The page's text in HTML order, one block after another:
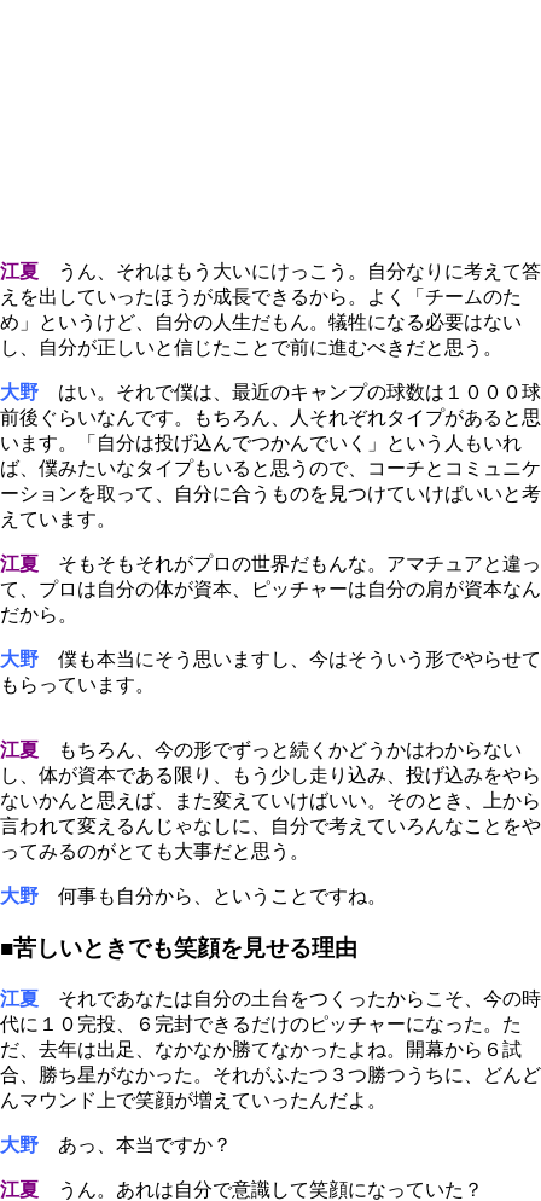
江夏
うん、それはもう大いにけっこう。自分なりに考えて答
えを出していったほうが成長できるから。よく「チームのた
め」というけど、自分の人生だもん。犠牲になる必要はない
し、自分が正しいと信じたことで前に進むべきだと思う。
大野 はい。それで僕は、最近のキャンプの球数は１０００球
前後ぐらいなんです。もちろん、人それぞれタイプがあると思
います。「自分は投げ込んでつかんでいく」という人もいれ
ば、僕みたいなタイプもいると思うので、コーチとコミュニケ
ーションを取って、自分に合うものを見つけていけばいいと考
えています。
江夏 そもそもそれがプロの世界だもんな。アマチュアと違っ
て、プロは自分の体が資本、ピッチャーは自分の肩が資本なん
だから。
大野
僕も本当にそう思いますし、今はそういう形でやらせて
もらっています。
江夏 もちろん、今の形でずっと続くかどうかはわからない
し、体が資本である限り、もう少し走り込み、投げ込みをやら
ないかんと思えば、また変えていけばいい。そのとき、上から
言われて変えるんじゃなしに、自分で考えていろんなことをや
ってみるのがとても大事だと思う。
大野 何事も自分から、ということですね。
■苦しいときでも笑顔を見せる理由
江夏 それであなたは自分の土台をつくったからこそ、今の時
代に１０完投、６完封できるだけのピッチャーになった。た
だ、去年は出足、なかなか勝てなかったよね。開幕から６試
合、勝ち星がなかった。それがふたつ３つ勝つうちに、どんど
んマウンド上で笑顔が増えていったんだよ。
大野 あっ、本当ですか？
江夏 うん。あれは自分で意識して笑顔になっていた？